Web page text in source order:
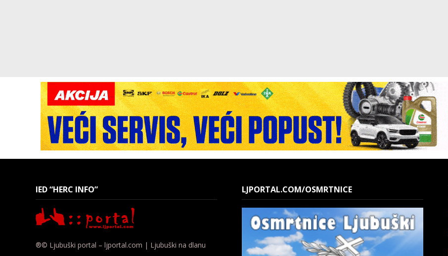
IED “HERC INFO”
®© Ljubuški portal – ljportal.com | Ljubuški na dlanu
LJPORTAL.COM/OSMRTNICE